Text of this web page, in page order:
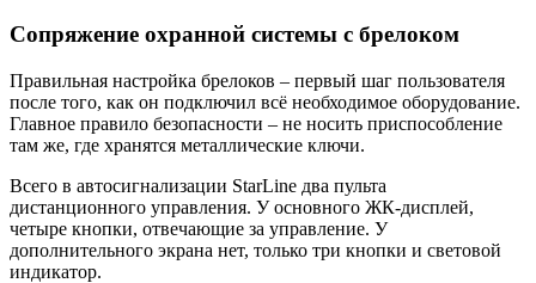
Сопряжение охранной системы с брелоком
Правильная настройка брелоков – первый шаг пользователя
после того, как он подключил всё необходимое оборудование.
Главное правило безопасности – не носить приспособление
там же, где хранятся металлические ключи.
Всего в автосигнализации StarLine два пульта
дистанционного управления. У основного ЖК-дисплей,
четыре кнопки, отвечающие за управление. У
дополнительного экрана нет, только три кнопки и световой
индикатор.